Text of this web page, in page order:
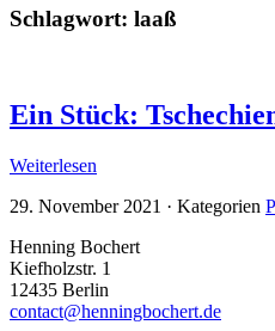
Schlagwort: laaß
Ein Stück:
Weiterlesen
29. November 2021 · Kategorien
Henning Bochert
Kiefholzstr. 1
12435 Berlin
contact@henningbochert.de